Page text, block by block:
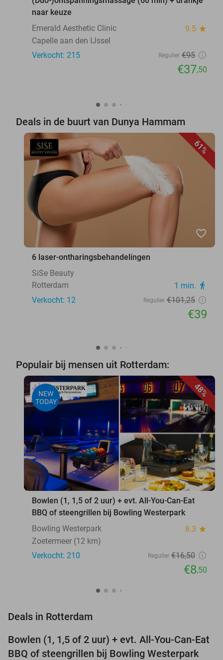
naar keuze
Emerald Aesthetic Clinic
9.5 star
Capelle aan den IJssel
Verkocht: 215
Regulier €95
€37,50
Deals in de buurt van Dunya Hammam
61%
favorite_border
6 laser-ontharingsbehandelingen
SiSe Beauty
Rotterdam
1 min. directions_walk
Verkocht: 12 Regulier €101,25
€39
Populair bij mensen uit Rotterdam:
48%
NEW
TODAY
favorite_border
Bowlen (1, 1,5 of 2 uur) + evt. All-You-Can-Eat
BBQ of steengrillen bij Bowling Westerpark
Bowling Westerpark
8.3 star
Zoetermeer (12 km)
Verkocht: 210
Regulier €16,50
€8,50
Deals in Rotterdam
48%
TODAY
Bowlen (1, 1,5 of 2 uur) + evt. All-You-Can-Eat
BBQ of steengrillen bij Bowling Westerpark